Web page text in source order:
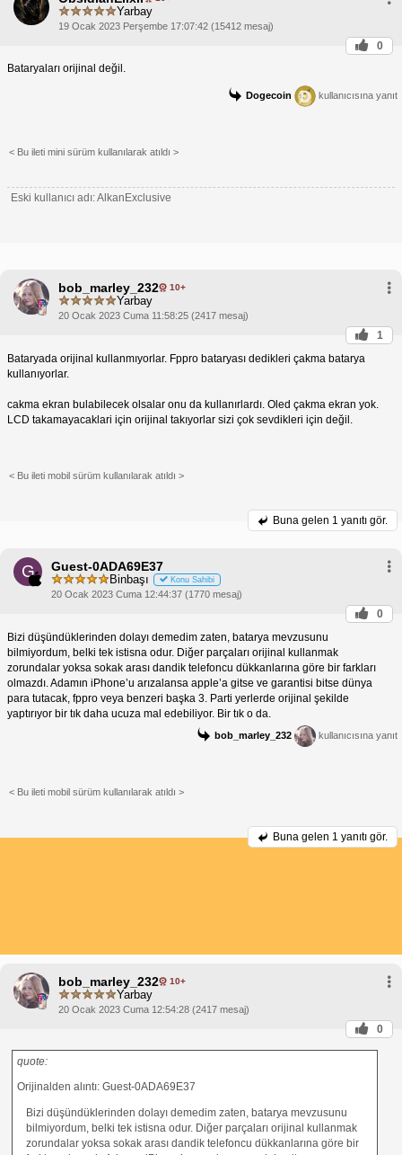
Yarbay
19 Ocak 2023 Perşembe 17:07:42 (15412 mesaj)
0
Bataryaları orijinal değil.
Dogecoin kullanıcısına yanıt
< Bu ileti mini sürüm kullanılarak atıldı >
Eski kullanıcı adı: AlkanExclusive
bob_marley_232 10+
Yarbay
20 Ocak 2023 Cuma 11:58:25 (2417 mesaj)
1
Bataryada orijinal kullanmıyorlar. Fppro bataryası dedikleri çakma batarya
kullanıyorlar.
cakma ekran bulabilecek olsalar onu da kullanırlardı. Oled çakma ekran yok.
LCD takamayacaklari için orijinal takıyorlar sizi çok sevdikleri için değil.
< Bu ileti mobil sürüm kullanılarak atıldı >
Buna gelen 1 yanıtı gör.
G Guest-0ADA69E37
Binbaşı Konu Sahibi
20 Ocak 2023 Cuma 12:44:37 (1770 mesaj)
0
Bizi düşündüklerinden dolayı demedim zaten, batarya mevzusunu
bilmiyordum, belki tek istisna odur. Diğer parçaları orijinal kullanmak
zorundalar yoksa sokak arası dandik telefoncu dükkanlarına göre bir farkları
olmazdı. Adamın iPhone’u arızalansa apple’a gitse ve garantisi bitse dünya
para tutacak, fppro veya benzeri başka 3. Parti yerlerde orijinal şekilde
yaptırıyor bir tık daha ucuza mal edebiliyor. Bir tık o da.
bob_marley_232 kullanıcısına yanıt
< Bu ileti mobil sürüm kullanılarak atıldı >
Buna gelen 1 yanıtı gör.
bob_marley_232 10+
Yarbay
20 Ocak 2023 Cuma 12:54:28 (2417 mesaj)
0
quote:
Orijinalden alıntı: Guest-0ADA69E37
Bizi düşündüklerinden dolayı demedim zaten, batarya mevzusunu
bilmiyordum, belki tek istisna odur. Diğer parçaları orijinal kullanmak
zorundalar yoksa sokak arası dandik telefoncu dükkanlarına göre bir